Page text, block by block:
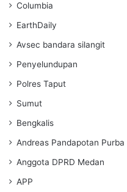
Columbia
EarthDaily
Avsec bandara silangit
Penyelundupan
Polres Taput
Sumut
Bengkalis
Andreas Pandapotan Purba
Anggota DPRD Medan
APP